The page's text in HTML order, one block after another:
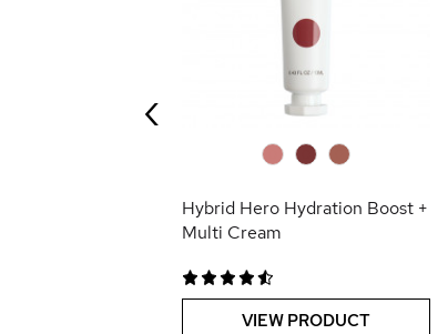
Hybrid Hero Hydration Boost +
Multi Cream
VIEW PRODUCT
‹